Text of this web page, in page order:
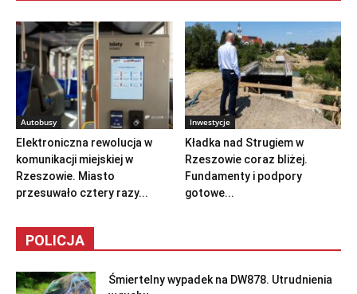
Autobusy
Elektroniczna rewolucja w
komunikacji miejskiej w
Rzeszowie. Miasto
przesuwało cztery razy...
Inwestycje
Kładka nad Strugiem w
Rzeszowie coraz bliżej.
Fundamenty i podpory
gotowe...
POLICJA
Śmiertelny wypadek na DW878. Utrudnienia